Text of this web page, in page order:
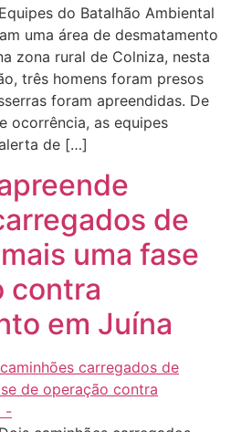
do Batalhão Ambiental
uma área de desmatamento
zona rural de Colniza, nesta
três homens foram presos
foram apreendidas. De
ocorrência, as equipes
de […]
de
uma fase
contra
em Juína